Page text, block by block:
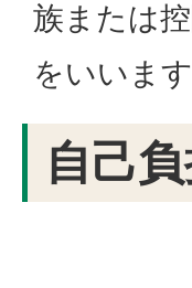
族または
をいいます
自己